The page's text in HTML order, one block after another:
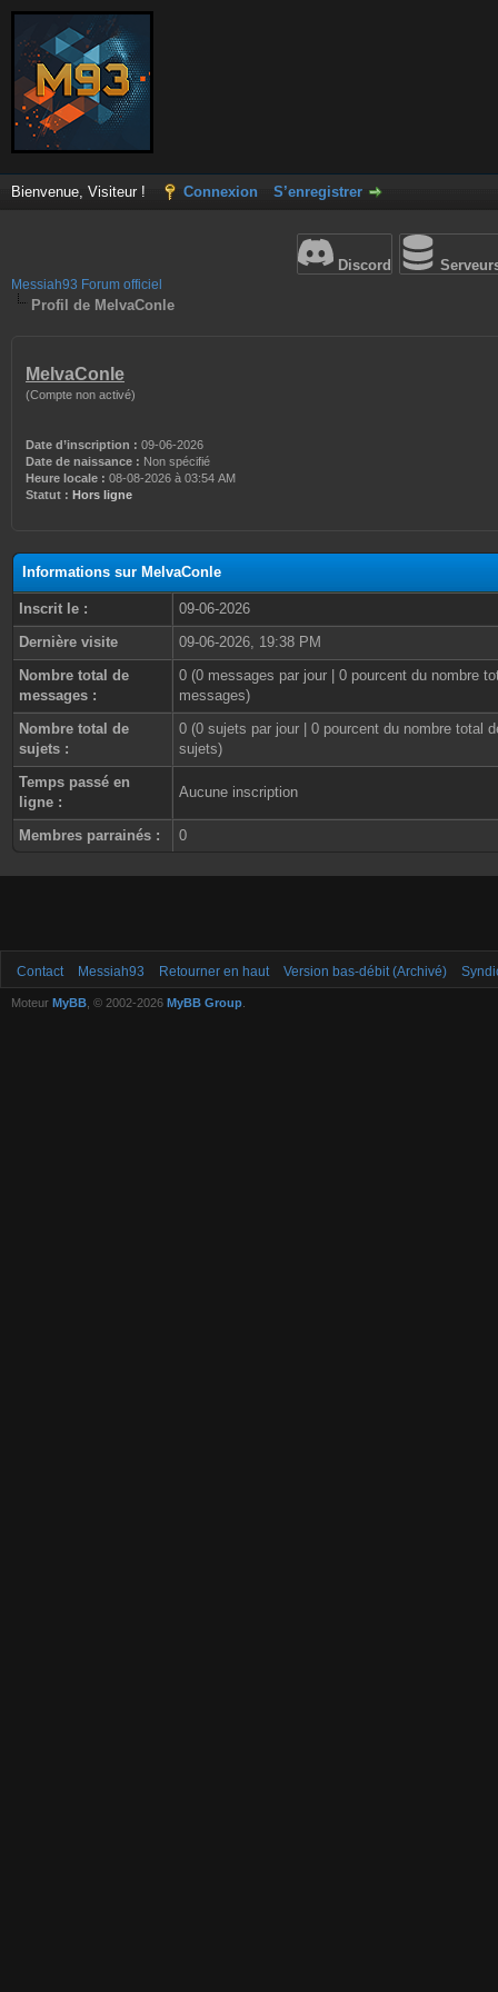
Bienvenue, Visiteur ! Connexion S’enregistrer
Discord
Messiah93 Forum officiel
Profil de MelvaConle
MelvaConle
(Compte non activé)
Date d’inscription : 09-06-2026
Date de naissance : Non spécifié
Heure locale : 08-08-2026 à 03:54 AM
Statut : Hors ligne
Informations sur MelvaConle
Inscrit le :
09-06-2026
Dernière visite
09-06-2026, 19:38 PM
Nombre total de
messages :
0 (0 messages par jour | 0 pourcent du nombre
messages)
Nombre total de
sujets :
0 (0 sujets par jour | 0 pourcent du nombre total
sujets)
Temps passé en
ligne :
Aucune inscription
Membres parrainés : 0
Contact Messiah93 Retourner en haut Version bas-débit (Archivé)
Moteur MyBB , © 2002-2026 MyBB Group